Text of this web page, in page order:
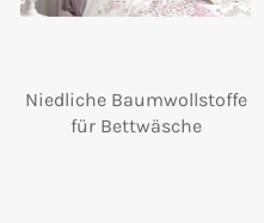
Niedliche Baumwollstoffe
für Bettwäsche